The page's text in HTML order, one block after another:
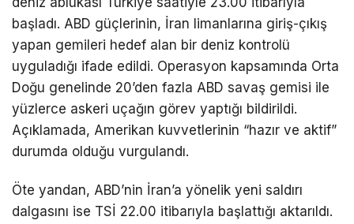
başladı. ABD güçlerinin, İran limanlarına giriş-çıkış
yapan gemileri hedef alan bir deniz kontrolü
uyguladığı ifade edildi. Operasyon kapsamında Orta
Doğu genelinde 20’den fazla ABD savaş gemisi ile
yüzlerce askeri uçağın görev yaptığı bildirildi.
Açıklamada, Amerikan kuvvetlerinin “hazır ve aktif”
durumda olduğu vurgulandı.
Öte yandan, ABD’nin İran’a yönelik yeni saldırı
dalgasını ise TSİ 22.00 itibarıyla başlattığı aktarıldı.